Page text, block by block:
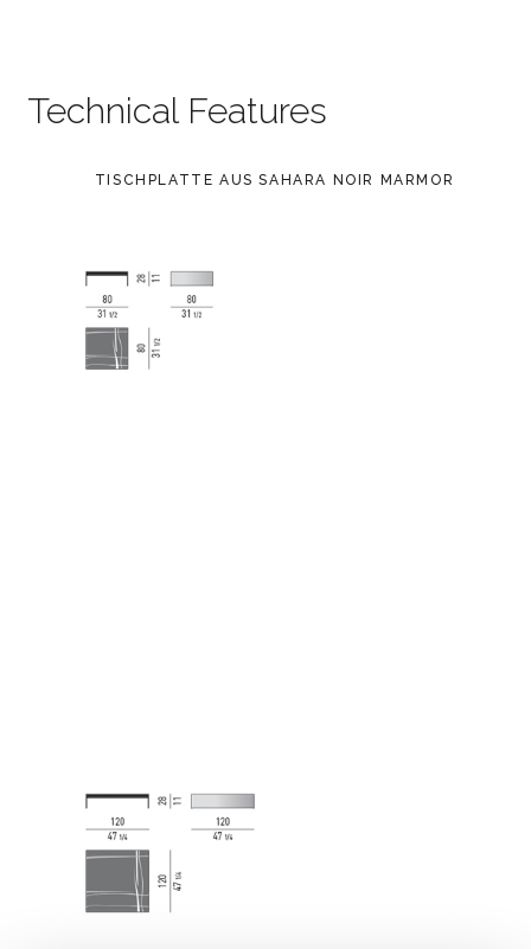
Technical Features
TISCHPLATTE AUS SAHARA NOIR MARMOR